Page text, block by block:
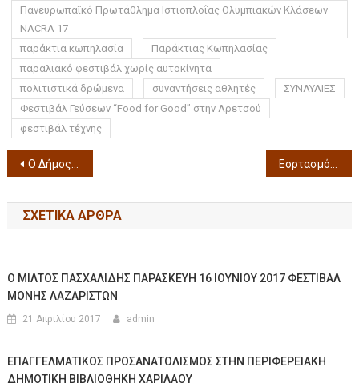
Πανευρωπαϊκό Πρωτάθλημα Ιστιοπλοΐας Ολυμπιακών Κλάσεων
NACRA 17
παράκτια κωπηλασία
Παράκτιας Κωπηλασίας
παραλιακό φεστιβάλ χωρίς αυτοκίνητα
πολιτιστικά δρώμενα
συναντήσεις αθλητές
ΣΥΝΑΥΛΙΕΣ
Φεστιβάλ Γεύσεων “Food for Good” στην Αρετσού
φεστιβάλ τέχνης
Ο Δήμος Θεσσαλονίκης και η Α΄ Δημοτική Κοινότητα γιορτάζουν την Παγκόσμια Ημέρα Περιβάλλοντος στην Κεντρική Δημοτική Βιβλιοθήκη Θεσσαλονίκης Εορτασμός της Παγκόσμιας Ημέρας Περιβάλλοντος στη Νέα Παραλία του Δήμου Θεσσαλονίκης
ΣΧΕΤΙΚΆ ΆΡΘΡΑ
Ο ΜΙΛΤΟΣ ΠΑΣΧΑΛΙΔΗΣ ΠΑΡΑΣΚΕΥΗ 16 ΙΟΥΝΙΟΥ 2017 ΦΕΣΤΙΒΑΛ
ΜΟΝΗΣ ΛΑΖΑΡΙΣΤΩΝ
21 Απριλίου 2017 admin
ΕΠΑΓΓΕΛΜΑΤΙΚΟΣ ΠΡΟΣΑΝΑΤΟΛΙΣΜΟΣ ΣΤΗΝ ΠΕΡΙΦΕΡΕΙΑΚΗ
ΔΗΜΟΤΙΚΗ ΒΙΒΛΙΟΘΗΚΗ ΧΑΡΙΛΑΟΥ